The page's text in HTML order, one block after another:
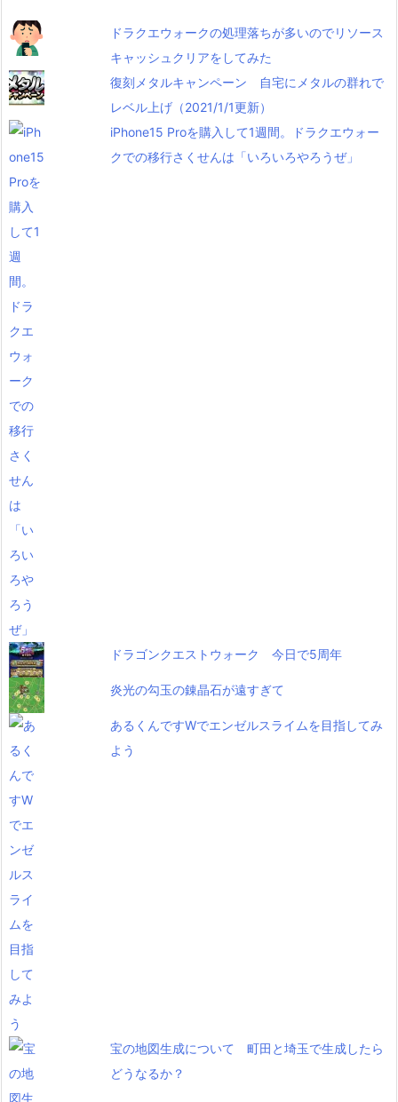
ドラクエウォークの処理落ちが多いのでリソース
キャッシュクリアをしてみた
復刻メタルキャンペーン 自宅にメタルの群れで
レベル上げ（2021/1/1更新）
iPhone15 Proを購入して1週間。ドラクエウォー
クでの移行さくせんは「いろいろやろうぜ」
ドラゴンクエストウォーク 今日で5周年
炎光の勾玉の錬晶石が遠すぎて
あるくんですWでエンゼルスライムを目指してみ
よう
宝の地図生成について 町田と埼玉で生成したら
どうなるか？